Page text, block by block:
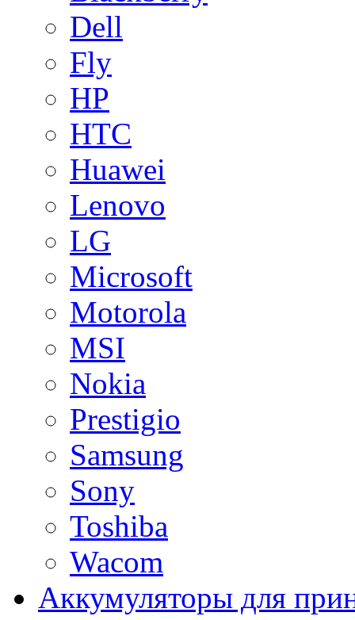
Dell
Fly
HP
HTC
Huawei
Lenovo
LG
Microsoft
Motorola
MSI
Nokia
Prestigio
Samsung
Sony
Toshiba
Wacom
Аккумуляторы для